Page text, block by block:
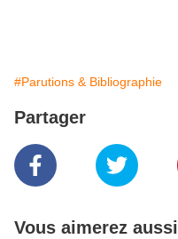
#Parutions & Bibliographie
Partager
Vous aimerez aussi